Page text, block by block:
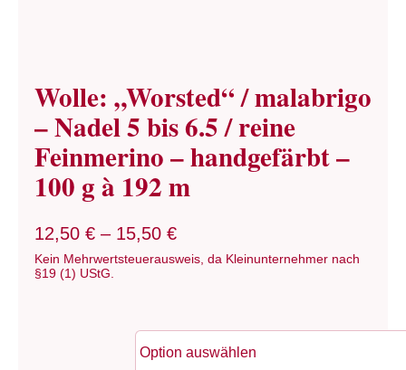
Wolle: „Worsted“ / malabrigo
– Nadel 5 bis 6.5 / reine
Feinmerino – handgefärbt –
100 g à 192 m
12,50 €– 15,50 €
Kein Mehrwertsteuerausweis, da Kleinunternehmer nach
§19 (1) UStG.